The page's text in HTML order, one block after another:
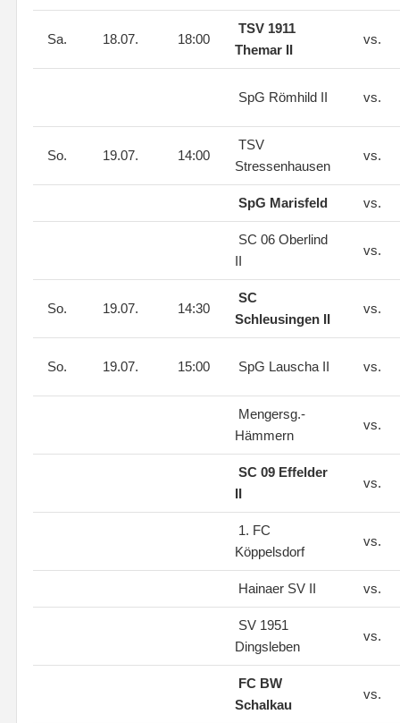
Sa. 18.07. 18:00
TSV 1911
Themar II
vs.
SpG Römhild II vs.
So. 19.07. 14:00
TSV
Stressenhausen
vs.
SpG Marisfeld vs.
SC 06 Oberlind
II
vs.
So. 19.07. 14:30
SC
Schleusingen II
vs.
So. 19.07. 15:00 SpG Lauscha II vs.
Mengersg.-
Hämmern
vs.
SC 09 Effelder
II
vs.
1. FC
Köppelsdorf
vs.
Hainaer SV II vs.
SV 1951
Dingsleben
vs.
FC BW
Schalkau
vs.